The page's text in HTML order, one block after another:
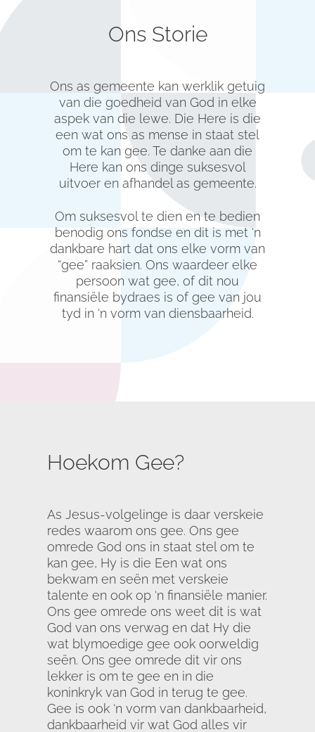
KONTAK ONS
Ons Storie
Ons as gemeente kan werklik getuig
van die goedheid van God in elke
aspek van die lewe. Die Here is die
een wat ons as mense in staat stel
om te kan gee. Te danke aan die
Here kan ons dinge suksesvol
uitvoer en afhandel as gemeente.
Om suksesvol te dien en te bedien
benodig ons fondse en dit is met ‘n
dankbare hart dat ons elke vorm van
“gee” raaksien. Ons waardeer elke
persoon wat gee, of dit nou
finansiële bydraes is of gee van jou
tyd in ‘n vorm van diensbaarheid.
Hoekom Gee?
As Jesus-volgelinge is daar verskeie
redes waarom ons gee. Ons gee
omrede God ons in staat stel om te
kan gee, Hy is die Een wat ons
bekwam en seën met verskeie
talente en ook op ‘n finansiële manier.
Ons gee omrede ons weet dit is wat
God van ons verwag en dat Hy die
wat blymoedige gee ook oorweldig
seën. Ons gee omrede dit vir ons
lekker is om te gee en in die
koninkryk van God in terug te gee.
Gee is ook ‘n vorm van dankbaarheid,
dankbaarheid vir wat God alles vir